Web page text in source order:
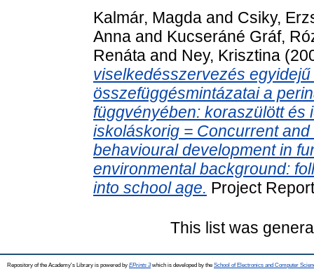
Kalmár, Magda and Csiky,
Anna and Kucseráné Gráf,
Renáta and Ney, Krisztina
viselkedésszervezés
összefüggésmintázatai a
függvényében: koraszülött
iskoláskorig = Concurrent
behavioural development in
environmental background:
into school age. Project
This list was
Repository of the Academy's Library is powered by EPrints 3which is developed by the School of Electronics and Computer